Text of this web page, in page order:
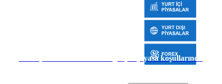
Sanal para ile risk almadan gerçek piyasa koşullarında